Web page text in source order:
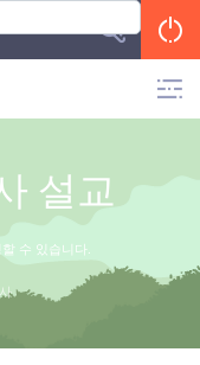
설교
수 있습니다.